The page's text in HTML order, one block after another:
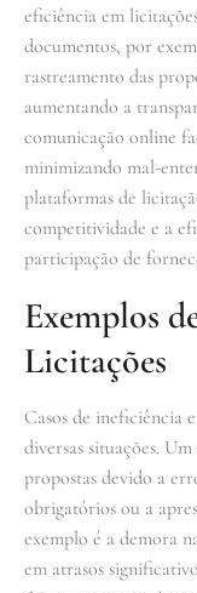
eficiência em
documentos, por
rastreamento das
aumentando a
comunicação online
minimizando mal-
plataformas de
competitividade e a
participação de
Exemplos
Licitações
Casos de ineficiência
diversas situações.
propostas devido a
obrigatórios ou a
exemplo é a demora
em atrasos